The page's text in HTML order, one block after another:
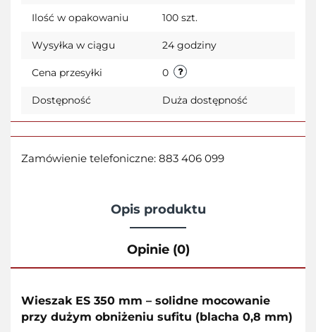
Ilość w opakowaniu 100 szt.
Wysyłka w ciągu 24 godziny
Cena przesyłki 0
Dostępność Duża dostępność
Zamówienie telefoniczne: 883 406 099
Opis produktu
Opinie (0)
Wieszak ES 350 mm – solidne mocowanie
przy dużym obniżeniu sufitu (blacha 0,8 mm)